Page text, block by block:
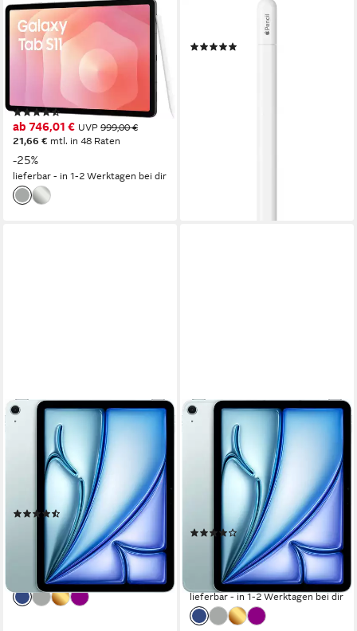
SAMSUNG
Galaxy Tab S11 Tablet
Bildschirmdiagonale
Speichergröße
2560 x 1600 px
Produktdatenblatt
(12)
ab 746,01 € UVP 999,00 €
21,66 € mtl. in 48 Raten
-25%
lieferbar - in 1-2 Werktagen bei dir
Eingabestift Pencil (USB-C)
APPLE
11" iPad Air Wi-Fi Tablet
Bildschirmdiagonale
512 GB Speichergröße
2360 x 1640 px
Bildschirmauflösung
Produktdatenblatt
(20)
ab 1.149,71 € UVP1.179,00 €
mtl. in 48 Raten
lieferbar - in 6-8 Werktagen bei dir
APPLE
11" iPad Air Wi-Fi + Cellular
Bildschirmdiagonale
512 GB
Speichergröße
2360 x 1640 px Bildschirmauflösung
Produktdatenblatt
(4)
ab 1.283,90 € UVP1.349,00 €
mtl. in 48 Raten
lieferbar - in 1-2 Werktagen bei dir